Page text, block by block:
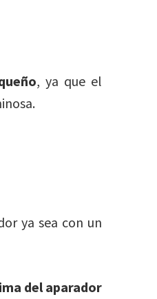
, ya que el
ya sea con un
del aparador